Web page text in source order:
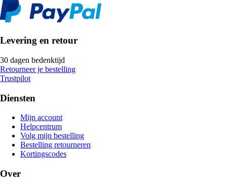
Levering en retour
30 dagen bedenktijd
Retourneer je bestelling
Trustpilot
Diensten
Mijn account
Helpcentrum
Volg mijn bestelling
Bestelling retourneren
Kortingscodes
Over